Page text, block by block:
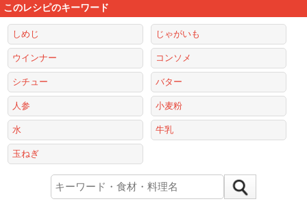
このレシピのキーワード
しめじ じゃがいも
ウインナー コンソメ
シチュー バター
人参 小麦粉
水 牛乳
玉ねぎ